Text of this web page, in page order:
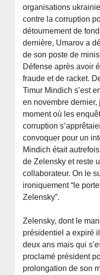
organisations
contre la corruption
détournement de
dernière, Umarov a
de son poste de
Défense après avoir
fraude et de racket.
Timur Mindich s’est
en novembre dernier,
moment où les
corruption
convoquer pour un
Mindich était
de Zelensky et reste
collaborateur. On le
ironiquement “le
Zelensky”.
Zelensky, dont le
présidentiel a expiré
deux ans mais qui
proclamé président
prolongation de son